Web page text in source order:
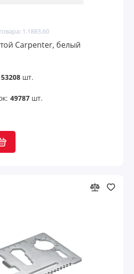
1.1883.60
Carpenter, белый
53208шт.
49787шт.